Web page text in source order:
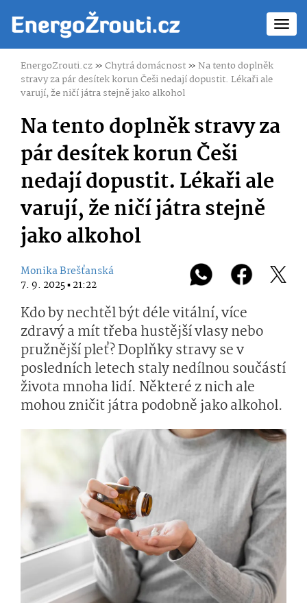
EnergoZrouti.cz»Chytrá domácnost»Na tento doplněk
stravy za pár desítek korun Češi nedají dopustit. Lékaři ale
varují, že ničí játra stejně jako alkohol
Na tento doplněk stravy za
pár desítek korun Češi
nedají dopustit. Lékaři ale
varují, že ničí játra stejně
jako alkohol
Monika Brešťanská
7. 9. 2025 ▪ 21:22
Kdo by nechtěl být déle vitální, více
zdravý a mít třeba hustější vlasy nebo
pružnější pleť? Doplňky stravy se v
posledních letech staly nedílnou součástí
života mnoha lidí. Některé z nich ale
mohou zničit játra podobně jako alkohol.